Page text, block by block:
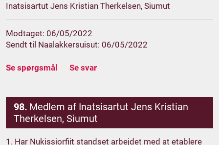
Inatsisartut Jens Kristian Therkelsen, Siumut
Modtaget: 06/05/2022
Sendt til Naalakkersuisut: 06/05/2022
Se spørgsmål Se svar
98. Medlem af Inatsisartut Jens Kristian
Therkelsen, Siumut
1. Har Nukissiorfiit standset arbejdet med at etablere